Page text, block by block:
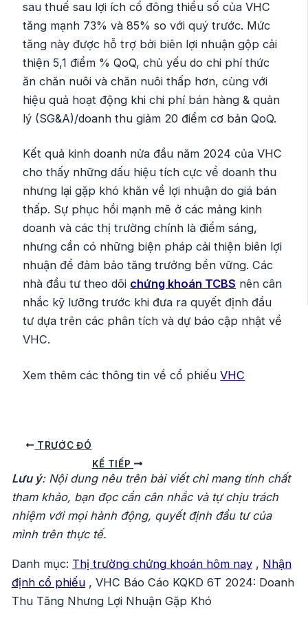
sau thuế sau lợi ích cổ đông thiểu số của VHC
tăng mạnh 73% và 85% so với quý trước. Mức
tăng này được hỗ trợ bởi biên lợi nhuận gộp cải
thiện 5,1 điểm % QoQ, chủ yếu do chi phí thức
ăn chăn nuôi và chăn nuôi thấp hơn, cùng với
hiệu quả hoạt động khi chi phí bán hàng & quản
lý (SG&A)/doanh thu giảm 20 điểm cơ bản QoQ.
Kết quả kinh doanh nửa đầu năm 2024 của VHC
cho thấy những dấu hiệu tích cực về doanh thu
nhưng lại gặp khó khăn về lợi nhuận do giá bán
thấp. Sự phục hồi mạnh mẽ ở các mảng kinh
doanh và các thị trường chính là điểm sáng,
nhưng cần có những biện pháp cải thiện biên lợi
nhuận để đảm bảo tăng trưởng bền vững. Các
nhà đầu tư theo dõi chứng khoán TCBS nên cân
nhắc kỹ lưỡng trước khi đưa ra quyết định đầu
tư dựa trên các phân tích và dự báo cập nhật về
VHC.
Xem thêm các thông tin về cổ phiếuVHC
Điều
bài
viết
TRƯỚC ĐÓ
KẾ TIẾP
Lưu ý: Nội dung nêu trên bài viết chỉ mang tính chất
tham khảo, bạn đọc cần cân nhắc và tự chịu trách
nhiệm với mọi hành động, quyết định đầu tư của
mình trên thực tế.
Danh mục: Thị trường chứng khoán hôm nay, Nhận
định cổ phiếu, VHC Báo Cáo KQKD 6T 2024: Doanh
Thu Tăng Nhưng Lợi Nhuận Gặp Khó